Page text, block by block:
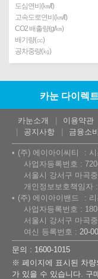
도심연비(㎞/ℓ)
고속도로연비(㎞/ℓ)
CO2 배출량(g/㎞)
배기량(㏄)
공차중량(㎏)
카눈 다이렉
카눈소개 이용약관
공지사항
금융소
(주) 에이아이씨티
사업자등록번호 :
서울시 강서구 마곡
개인정보보호책임자
(주) 에이아이밴드
사업자등록번호 :
서울시 강서구 마곡
여신 등록번호 : 20-
문의 : 1600-1015
※ 페이지에 표시된 차량
가 있을 수 있습니다. 구